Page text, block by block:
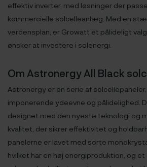
effektiv inverter, med løsninger der
kommercielle solcelleanlæg. Med en
verdensplan, er Growatt et pålideligt
ønsker at investere i solenergi.
Om Astronergy All Black
Astronergy er en serie af
imponerende ydeevne og pålidelighed.
designet med den nyeste teknologi og
kvalitet, der sikrer effektivitet og
panelerne er lavet med sorte
hvilket har en høj energiproduktion, og